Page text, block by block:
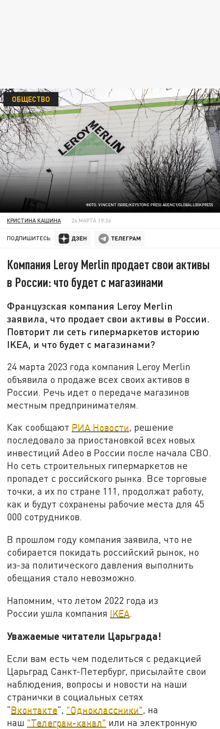
ФОТО: VINCENT ISORE/KEYSTONE PRESS AGENCY/GLOBALLOOKPRESS
ОБЩЕСТВО
КРИСТИНА КАШИНА 24 МАРТА 19:36
ПОДПИШИТЕСЬ:
Компания Leroy Merlin продает свои активы
в России: что будет с магазинами
Французская компания Leroy Merlin
заявила, что продает свои активы в России.
Повторит ли сеть гипермаркетов историю
IKEA, и что будет с магазинами?
24 марта 2023 года компания Leroy Merlin
объявила о продаже всех своих активов в
России. Речь идет о передаче магазинов
местным предпринимателям.
Как сообщают РИА Новости, решение
последовало за приостановкой всех новых
инвестиций Adeo в России после начала СВО.
Но сеть строительных гипермаркетов не
пропадет с российского рынка. Все торговые
точки, а их по стране 111, продолжат работу,
как и будут сохранены рабочие места для 45
000 сотрудников.
В прошлом году компания заявила, что не
собирается покидать российский рынок, но
из-за политического давления выполнить
обещания стало невозможно.
Напомним, что летом 2022 года из
России ушла компания IKEA.
Уважаемые читатели Царьграда!
Если вам есть чем поделиться с редакцией
Царьград Санкт-Петербург, присылайте свои
наблюдения, вопросы и новости на наши
странички в социальных сетях
"Вконтакте", "Одноклассники", на
наш "Телеграм-канал" или на электронную